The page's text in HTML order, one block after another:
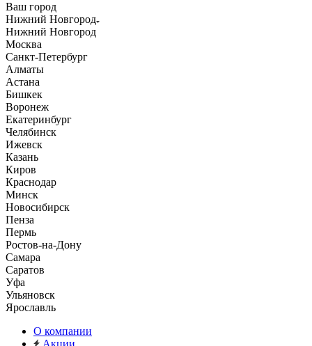
Ваш город
Нижний Новгород
Нижний Новгород
Москва
Санкт-Петербург
Алматы
Астана
Бишкек
Воронеж
Екатеринбург
Челябинск
Ижевск
Казань
Киров
Краснодар
Минск
Новосибирск
Пенза
Пермь
Ростов-на-Дону
Самара
Саратов
Уфа
Ульяновск
Ярославль
О компании
Акции